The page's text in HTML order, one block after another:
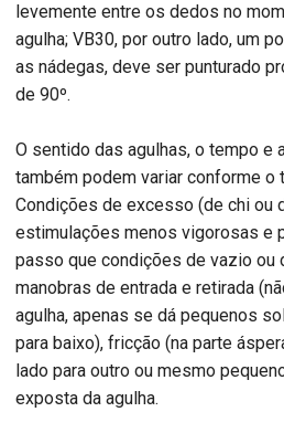
levemente entre os dedos no
agulha; VB30, por outro lado, um
as nádegas, deve ser punturado
de 90º.
O sentido das agulhas, o tempo e
também podem variar conforme o
Condições de excesso (de chi ou
estimulações menos vigorosas e
passo que condições de vazio ou
manobras de entrada e retirada
agulha, apenas se dá pequenos
para baixo), fricção (na parte
lado para outro ou mesmo
exposta da agulha.